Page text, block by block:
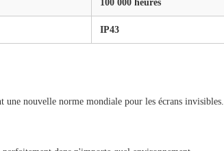
100 000 heures
IP43
une nouvelle norme mondiale pour les écrans invisibles.